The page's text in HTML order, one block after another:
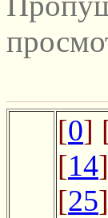
[0]
[14
[25